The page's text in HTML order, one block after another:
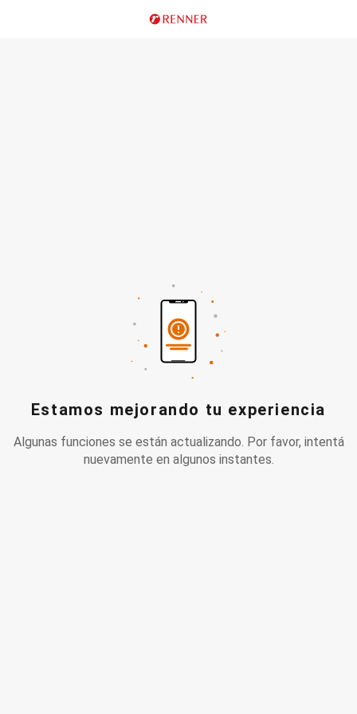
Estamos mejorando tu experiencia
Algunas funciones se están actualizando. Por favor, intentá
nuevamente en algunos instantes.